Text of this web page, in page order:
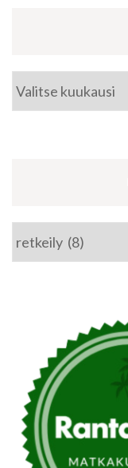
Arkistot
Kategoriat